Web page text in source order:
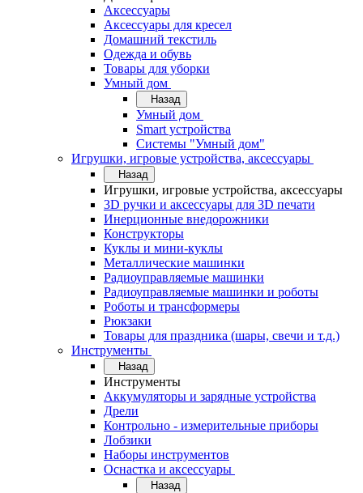
Аксессуары
Аксессуары для кресел
Домашний текстиль
Одежда и обувь
Товары для уборки
Умный дом
Назад
Умный дом
Smart устройства
Системы "Умный дом"
Игрушки, игровые устройства, аксессуары
Назад
Игрушки, игровые устройства, аксессуары
3D ручки и аксессуары для 3D печати
Инерционные внедорожники
Конструкторы
Куклы и мини-куклы
Металлические машинки
Радиоуправляемые машинки
Радиоуправляемые машинки и роботы
Роботы и трансформеры
Рюкзаки
Товары для праздника (шары, свечи и т.д.)
Инструменты
Назад
Инструменты
Аккумуляторы и зарядные устройства
Дрели
Контрольно - измерительные приборы
Лобзики
Наборы инструментов
Оснастка и аксессуары
Назад